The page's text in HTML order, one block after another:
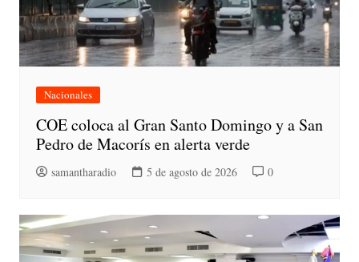
Nacionales
COE coloca al Gran Santo Domingo y a San
Pedro de Macorís en alerta verde
samantharadio 5 de agosto de 2026 0